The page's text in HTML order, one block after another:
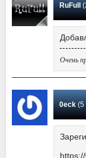
RuFull
Очень
0eck(5